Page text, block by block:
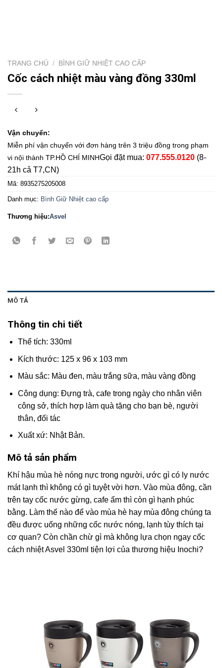
TRANG CHỦ / BÌNH GIỮ NHIỆT CAO CẤP
Cốc cách nhiệt màu vàng đồng 330ml
Vận chuyển:
Miễn phí vận chuyển với đơn hàng trên 3 triệu đồng trong phạm
vi nội thành TP.HỒ CHÍ MINHGọi đặt mua: 077.555.0120 (8-
21h cả T7,CN)
Mã: 8935275205008
Danh mục: Bình Giữ Nhiệt cao cấp
Thương hiệu:Asvel
MÔ TẢ
Thông tin chi tiết
Thể tích: 330ml
Kích thước: 125 x 96 x 103 mm
Màu sắc: Màu đen, màu trắng sữa, màu vàng đồng
Công dụng: Đựng trà, cafe trong ngày cho nhân viên
công sở, thích hợp làm quà tặng cho bạn bè, người
thân, đối tác
Xuất xứ: Nhật Bản.
Mô tả sản phẩm
Khí hậu mùa hè nóng nực trong người, ước gì có ly nước
mát lạnh thì không có gì tuyệt vời hơn. Vào mùa đông, cần
trên tay cốc nước gừng, cafe ấm thì còn gì hạnh phúc
bằng. Làm thế nào để vào mùa hè hay mùa đông chúng ta
đều được uống những cốc nước nóng, lạnh tùy thích tại
cơ quan? Còn chần chừ gì mà không lựa chọn ngay cốc
cách nhiệt Asvel 330ml tiện lợi của thương hiệu Inochi?